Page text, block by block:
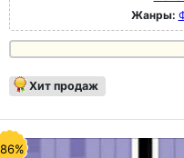
Жанры:
Хит продаж